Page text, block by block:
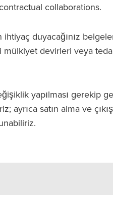
collaborations.
duyacağınız
mülkiyet devirleri veya
yapılması gerekip
ayrıca satın alma ve